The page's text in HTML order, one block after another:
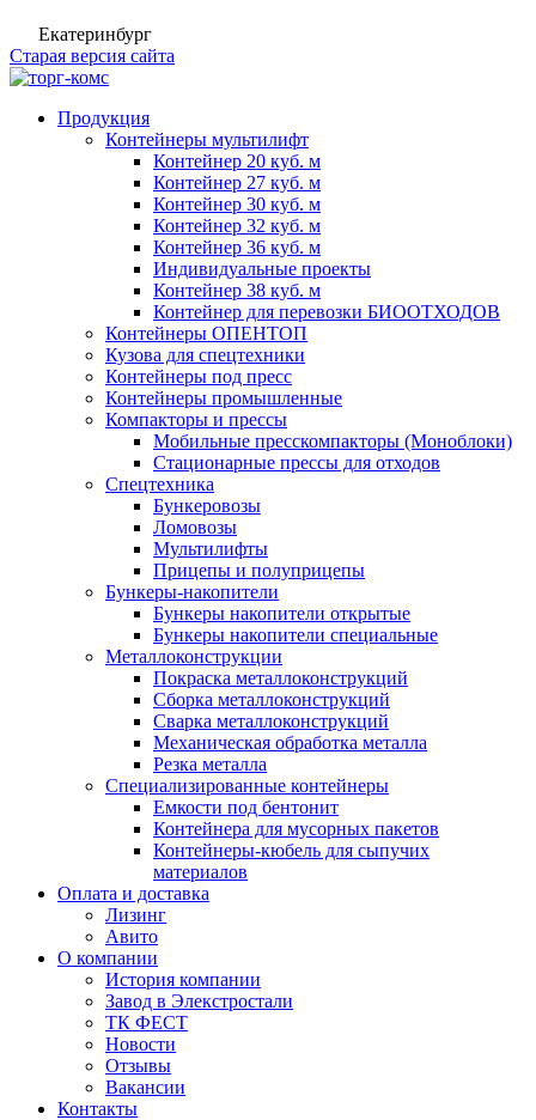
Екатеринбург
Старая версия сайта
Продукция
Контейнеры мультилифт
Контейнер 20 куб. м
Контейнер 27 куб. м
Контейнер 30 куб. м
Контейнер 32 куб. м
Контейнер 36 куб. м
Индивидуальные проекты
Контейнер 38 куб. м
Контейнер для перевозки БИООТХОДОВ
Контейнеры ОПЕНТОП
Кузова для спецтехники
Контейнеры под пресс
Контейнеры промышленные
Компакторы и прессы
Мобильные пресскомпакторы (Моноблоки)
Стационарные прессы для отходов
Спецтехника
Бункеровозы
Ломовозы
Мультилифты
Прицепы и полуприцепы
Бункеры-накопители
Бункеры накопители открытые
Бункеры накопители специальные
Металлоконструкции
Покраска металлоконструкций
Сборка металлоконструкций
Сварка металлоконструкций
Механическая обработка металла
Резка металла
Специализированные контейнеры
Емкости под бентонит
Контейнера для мусорных пакетов
Контейнеры-кюбель для сыпучих
материалов
Оплата и доставка
Лизинг
Авито
О компании
История компании
Завод в Элекстростали
ТК ФЕСТ
Новости
Отзывы
Вакансии
Контакты